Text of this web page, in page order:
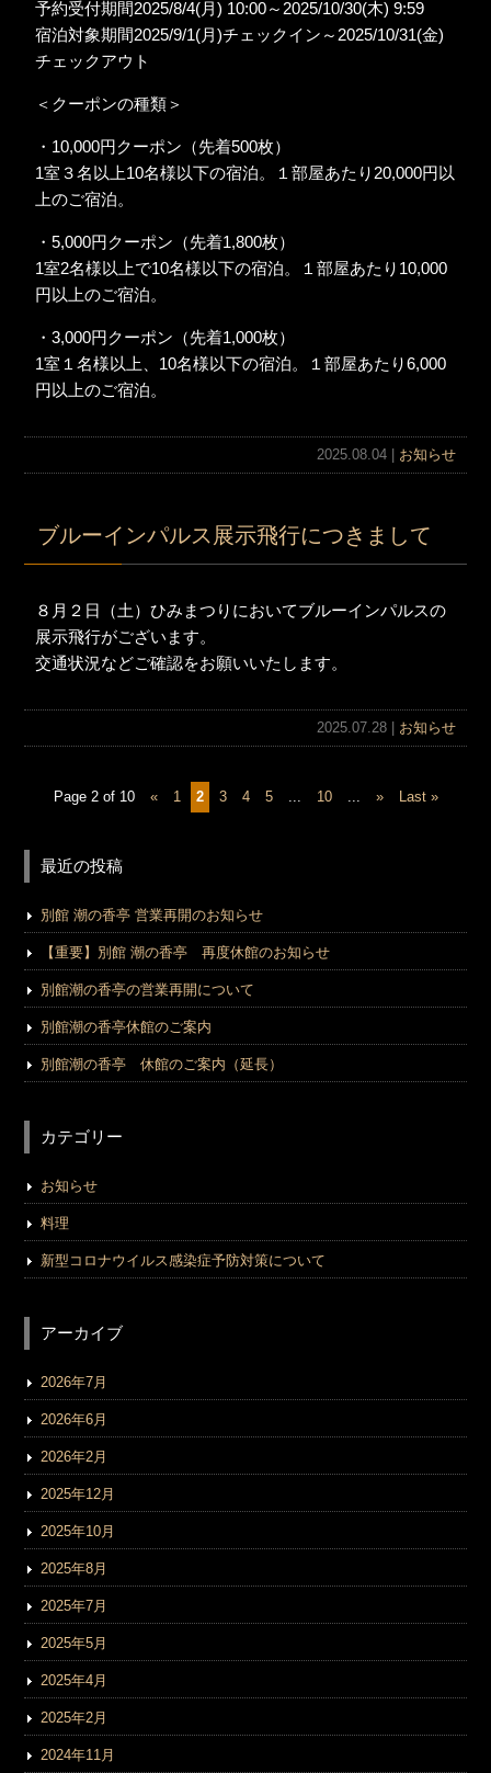
予約受付期間2025/8/4(月) 10:00～2025/10/30(木) 9:59
宿泊対象期間2025/9/1(月)チェックイン～2025/10/31(金)
チェックアウト
＜クーポンの種類＞
・10,000円クーポン（先着500枚）
1室３名以上10名様以下の宿泊。１部屋あたり20,000円以
上のご宿泊。
・5,000円クーポン（先着1,800枚）
1室2名様以上で10名様以下の宿泊。１部屋あたり10,000
円以上のご宿泊。
・3,000円クーポン（先着1,000枚）
1室１名様以上、10名様以下の宿泊。１部屋あたり6,000
円以上のご宿泊。
2025.08.04 | お知らせ
ブルーインパルス展示飛行につきまして
８月２日（土）ひみまつりにおいてブルーインパルスの
展示飛行がございます。
交通状況などご確認をお願いいたします。
2025.07.28 | お知らせ
Page 2 of 10 « 1 2 3 4 5 10 » Last »
最近の投稿
別館 潮の香亭 営業再開のお知らせ
【重要】別館 潮の香亭 再度休館のお知らせ
別館潮の香亭の営業再開について
別館潮の香亭休館のご案内
別館潮の香亭 休館のご案内（延長）
カテゴリー
お知らせ
料理
新型コロナウイルス感染症予防対策について
アーカイブ
2026年7月
2026年6月
2026年2月
2025年12月
2025年10月
2025年8月
2025年7月
2025年5月
2025年4月
2025年2月
2024年11月